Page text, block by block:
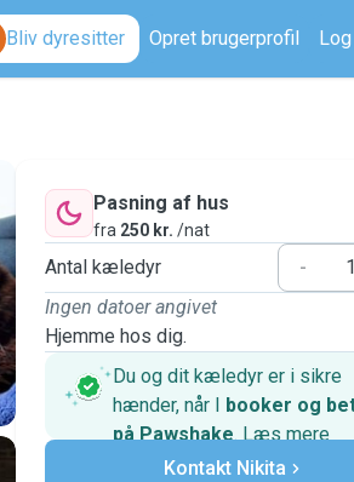
Bliv dyresitter Opret brugerprofil
Pasning af hus
fra 250 kr. /nat
Antal kæledyr -
Ingen datoer angivet
Hjemme hos dig.
Du og dit kæledyr er i sikre
hænder, når I booker og
på Pawshake. Læs mere
Sikre betalinger
Support, hvis planerne
Kontakt Nikita